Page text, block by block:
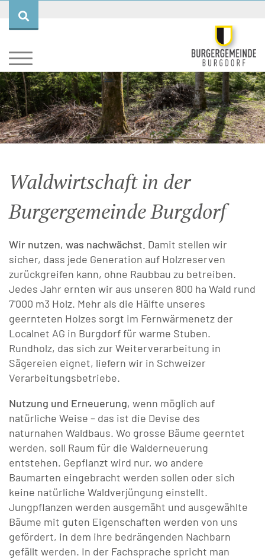
BURGERGEMEINDE
Aktuell
Organisation
Ratskanzlei
Burgeraufnahme
Sozialwesen
Burgerliche Namen
Burger Journal
Downloads
Galerie
Webcam Burgdorf
Kontakte
WALD
Forstbetrieb und Dienstleistung
Lehrbetrieb
Waldwirtschaft
Natur und Umwelt
Mensch und Freizeit
Was darf man im Wald?
LIEGENSCHAFTEN
Vermietung
Baurecht
Historische Objekte
Siechehus mieten
Pachtbetriebe
STADTBIBLIOTHEK
Bestände / Katalog
Kontakt / Öffnungszeiten
Webseite
SOMMERHAUS
BURGERARCHIV
Dienstleistungen
ENGAGEMENT
Waldwirtschaft in der
Burgergemeinde Burgdorf
Wir nutzen, was nachwächst. Damit stellen wir
sicher, dass jede Generation auf Holzreserven
zurückgreifen kann, ohne Raubbau zu betreiben.
Jedes Jahr ernten wir aus unseren 800 ha Wald rund
7'000 m3 Holz. Mehr als die Hälfte unseres
geernteten Holzes sorgt im Fernwärmenetz der
Localnet AG in Burgdorf für warme Stuben.
Rundholz, das sich zur Weiterverarbeitung in
Sägereien eignet, liefern wir in Schweizer
Verarbeitungsbetriebe.
Nutzung und Erneuerung, wenn möglich auf
natürliche Weise – das ist die Devise des
naturnahen Waldbaus. Wo grosse Bäume geerntet
werden, soll Raum für die Walderneuerung
entstehen. Gepflanzt wird nur, wo andere
Baumarten eingebracht werden sollen oder sich
keine natürliche Waldverjüngung einstellt.
Jungpflanzen werden ausgemäht und ausgewählte
Bäume mit guten Eigenschaften werden von uns
gefördert, in dem ihre bedrängenden Nachbarn
gefällt werden. In der Fachsprache spricht man